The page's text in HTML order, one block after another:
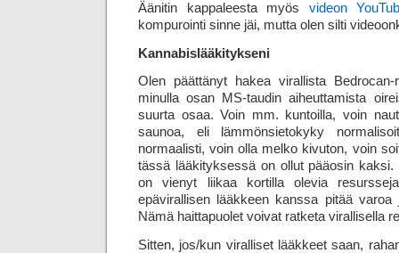
Äänitin kappaleesta myös videon
kompurointi sinne jäi, mutta olen silti
Kannabislääkitykseni
Olen päättänyt hakea virallista Bedrocan-
minulla osan MS-taudin aiheuttamista
suurta osaa. Voin mm. kuntoilla, voin
saunoa, eli lämmönsietokyky
normaalisti, voin olla melko kivuton, voin
tässä lääkityksessä on ollut pääosin kaksi.
on vienyt liikaa kortilla olevia
epävirallisen lääkkeen kanssa pitää
Nämä haittapuolet voivat ratketa virallisella
Sitten, jos/kun viralliset lääkkeet saan,